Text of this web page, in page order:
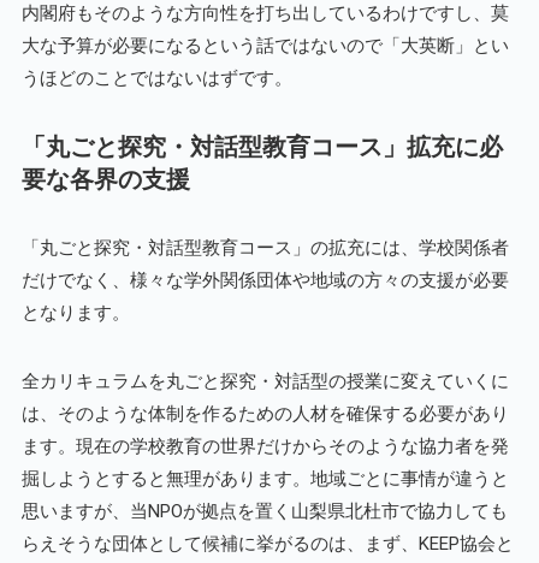
内閣府もそのような方向性を打ち出しているわけですし、莫
大な予算が必要になるという話ではないので「大英断」とい
うほどのことではないはずです。
「丸ごと探究・対話型教育コース」拡充に必
要な各界の支援
「丸ごと探究・対話型教育コース」の拡充には、学校関係者
だけでなく、様々な学外関係団体や地域の方々の支援が必要
となります。
全カリキュラムを丸ごと探究・対話型の授業に変えていくに
は、そのような体制を作るための人材を確保する必要があり
ます。現在の学校教育の世界だけからそのような協力者を発
掘しようとすると無理があります。地域ごとに事情が違うと
思いますが、当NPOが拠点を置く山梨県北杜市で協力しても
らえそうな団体として候補に挙がるのは、まず、KEEP協会と